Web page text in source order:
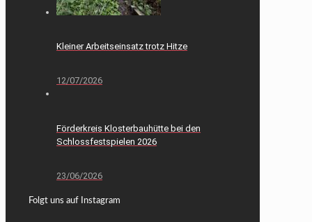
Kleiner Arbeitseinsatz trotz Hitze
12/07/2026
Förderkreis Klosterbauhütte bei den
Schlossfestspielen 2026
23/06/2026
Folgt uns auf Instagram